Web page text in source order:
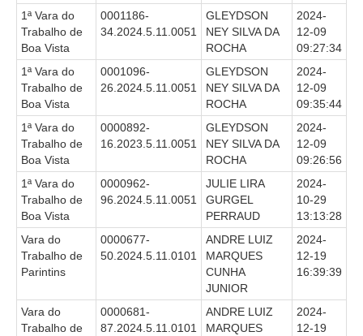
Transparência
Portal Transparência
Gestão
Audiências e Sessões
Serviço de Informação ao Cidadão
Ouvidoria
Tecnologia da Informação e Comunicação
Gestão Orcamentária
Licitações, contratos e Instrumentos
Gestão de Pessoas
Auditoria e Prestação de Contas
1ª Vara do
Trabalho de
Boa Vista
0001186-
34.2024.5.11.0051
GLEYDSON
NEY SILVA DA
ROCHA
2024-
12-09
09:27:34
1ª Vara do
Trabalho de
Boa Vista
0001096-
26.2024.5.11.0051
GLEYDSON
NEY SILVA DA
ROCHA
2024-
12-09
09:35:44
1ª Vara do
Trabalho de
Boa Vista
0000892-
16.2023.5.11.0051
GLEYDSON
NEY SILVA DA
ROCHA
2024-
12-09
09:26:56
1ª Vara do
Trabalho de
Boa Vista
0000962-
96.2024.5.11.0051
JULIE LIRA
GURGEL
PERRAUD
2024-
10-29
13:13:28
Vara do
Trabalho de
Parintins
0000677-
50.2024.5.11.0101
ANDRE LUIZ
MARQUES
CUNHA
JUNIOR
2024-
12-19
16:39:39
Vara do
Trabalho de
0000681-
87.2024.5.11.0101
ANDRE LUIZ
MARQUES
2024-
12-19